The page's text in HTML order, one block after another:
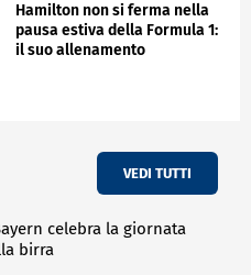
Hamilton non si ferma nella
pausa estiva della Formula 1:
il suo allenamento
VEDI TUTTI
celebra la giornata
birra